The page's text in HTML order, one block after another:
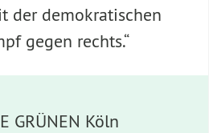
der demokratischen
gegen rechts.“
GRÜNEN Köln